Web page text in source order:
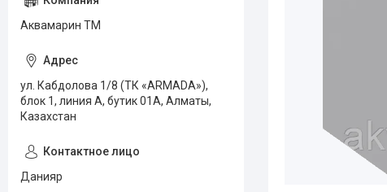
Аквамарин ТМ
ул. Кабдолова 1/8 (ТК «ARMADA»),
блок 1, линия А, бутик 01А, Алматы,
Казахстан
Данияр